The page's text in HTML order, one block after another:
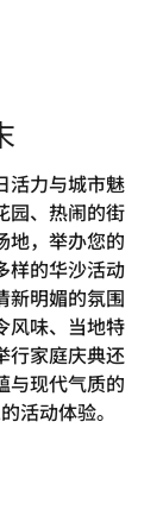
活力与城市魅
园、热闹的街
地，举办您的
样的华沙活动
新明媚的氛围
风味、当地特
行家庭庆典还
与现代气质的
活动体验。